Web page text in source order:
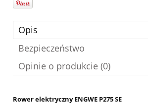
Opis
Bezpieczeństwo
Opinie o produkcie (0)
Rower elektryczny ENGWE P275 SE